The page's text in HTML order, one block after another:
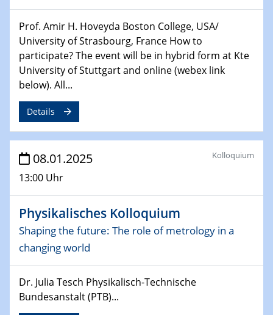
06.02.2025
Sfb-trr247-all Seminar
CataLysis Joint Colloquium)
10.02.2025 - 11.02.2025
Sfb-trr247-all Workshop
UnOCat
11.02.2025
SFB/TRR 270 Kolloquium
11.02.2025
Social Hour
11.02.2025
Natural Water to H2
12.02.2025 - 14.02.2025
Sfb-trr247-all Annual Meeting
Prof. Amir H. Hoveyda Boston College, USA/
University of Strasbourg, France How to
participate? The event will be in hybrid form at Kte
University of Stuttgart and online (webex link
below). All...
Details
08.01.2025
13:00 Uhr
Kolloquium
Physikalisches Kolloquium
Shaping the future: The role of metrology in a
changing world
Dr. Julia Tesch Physikalisch-Technische
Bundesanstalt (PTB)...